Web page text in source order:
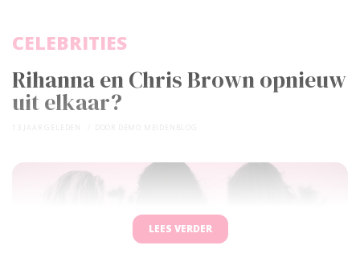
Rihanna en Chris Brown opnieuw
uit elkaar?
CELEBRITIES
LEES VERDER